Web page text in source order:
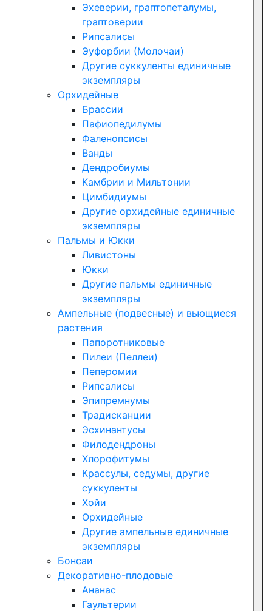
Эхеверии, граптопеталумы,
граптоверии
Рипсалисы
Эуфорбии (Молочаи)
Другие суккуленты единичные
экземпляры
Орхидейные
Брассии
Пафиопедилумы
Фаленопсисы
Ванды
Дендробиумы
Камбрии и Мильтонии
Цимбидиумы
Другие орхидейные единичные
экземпляры
Пальмы и Юкки
Ливистоны
Юкки
Другие пальмы единичные
экземпляры
Ампельные (подвесные) и вьющиеся
растения
Папоротниковые
Пилеи (Пеллеи)
Пеперомии
Рипсалисы
Эпипремнумы
Традисканции
Эсхинантусы
Филодендроны
Хлорофитумы
Крассулы, седумы, другие
суккуленты
Хойи
Орхидейные
Другие ампельные единичные
экземпляры
Бонсаи
Декоративно-плодовые
Ананас
Гаультерии